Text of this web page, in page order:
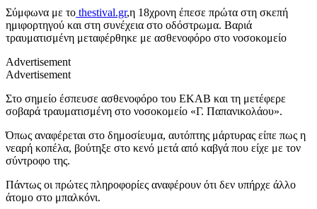
Σύμφωνα με το thestival.gr,η 18χρονη έπεσε πρώτα στη σκεπή
ημιφορτηγού και στη συνέχεια στο οδόστρωμα. Βαριά
τραυματισμένη μεταφέρθηκε με ασθενοφόρο στο νοσοκομείο
Advertisement
Advertisement
Στο σημείο έσπευσε ασθενοφόρο του ΕΚΑΒ και τη μετέφερε
σοβαρά τραυματισμένη στο νοσοκομείο «Γ. Παπανικολάου».
Όπως αναφέρεται στο δημοσίευμα, αυτόπτης μάρτυρας είπε πως η
νεαρή κοπέλα, βούτηξε στο κενό μετά από καβγά που είχε με τον
σύντροφο της.
Πάντως οι πρώτες πληροφορίες αναφέρουν ότι δεν υπήρχε άλλο
άτομο στο μπαλκόνι.